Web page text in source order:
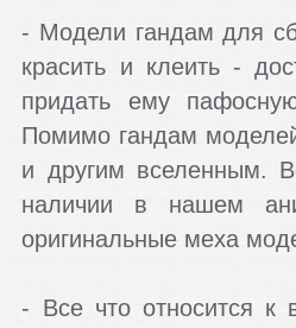
- Модели гандам для
красить и клеить -
придать ему
Помимо гандам
и другим вселенным.
наличии в нашем
оригинальные меха
- Все что относится к